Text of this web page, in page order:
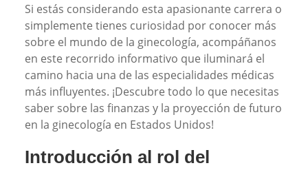
Si estás considerando esta apasionante carrera o
simplemente tienes curiosidad por conocer más
sobre el mundo de la ginecología, acompáñanos
en este recorrido informativo que iluminará el
camino hacia una de las especialidades médicas
más influyentes. ¡Descubre todo lo que necesitas
saber sobre las finanzas y la proyección de futuro
en la ginecología en Estados Unidos!
Introducción al rol del